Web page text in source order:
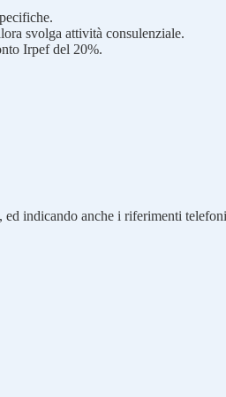
svolga attività consulenziale.
Irpef del 20%.
ed indicando anche i riferimenti